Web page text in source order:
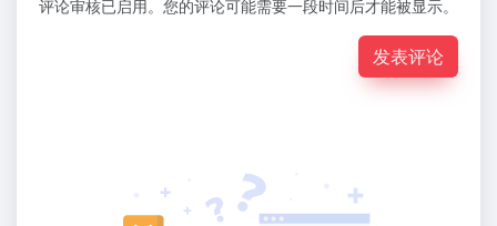
评论审核已启用。您的评论可能需要一段时间后才能被显示。
发表评论